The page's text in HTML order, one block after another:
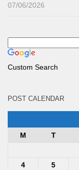
07/06/2026
Custom Search
POST CALENDAR
M
T
4
5